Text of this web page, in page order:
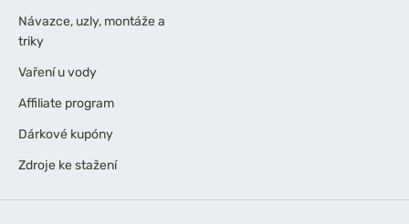
Návazce, uzly, montáže a
triky
Vaření u vody
Affiliate program
Dárkové kupóny
Zdroje ke stažení